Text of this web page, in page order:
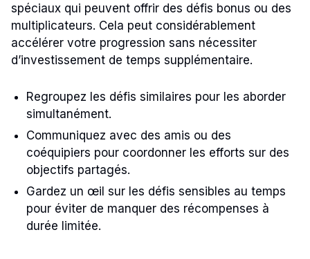
spéciaux qui peuvent offrir des défis bonus ou des
multiplicateurs. Cela peut considérablement
accélérer votre progression sans nécessiter
d’investissement de temps supplémentaire.
Regroupez les défis similaires pour les aborder
simultanément.
Communiquez avec des amis ou des
coéquipiers pour coordonner les efforts sur des
objectifs partagés.
Gardez un œil sur les défis sensibles au temps
pour éviter de manquer des récompenses à
durée limitée.